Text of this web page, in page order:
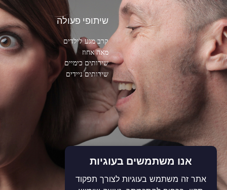
שיתופי פעולה
קרב מגע לילדים
מאה אחוז
שירותים כימיים
שירותים ניידים
אנו משתמשים בעוגיות
אתר זה משתמש בעוגיות לצורך תפקוד